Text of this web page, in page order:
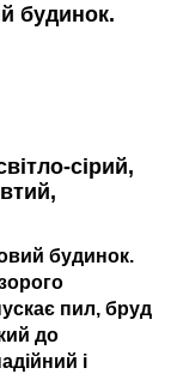
будинок.
сірий,
будинок.
пил, бруд
до
і